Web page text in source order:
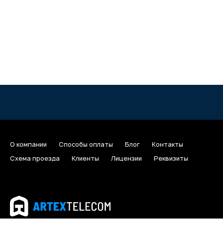
О компании Способы оплаты Блог
Контакты
Схема проезда
Клиенты Лицензии Реквизиты